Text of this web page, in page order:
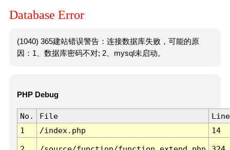
Database Error
(1040) 365建站错误警告：连接数据库失败，可能的原
因：1、数据库密码不对; 2、mysql未启动。
PHP Debug
No. File
Line
1
/index.php 14